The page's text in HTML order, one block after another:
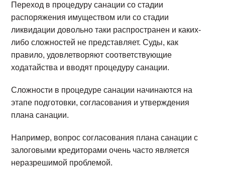
Переход в процедуру санации со стадии
распоряжения имуществом или со стадии
ликвидации довольно таки распространен и каких-
либо сложностей не представляет. Суды, как
правило, удовлетворяют соответствующие
ходатайства и вводят процедуру санации.
Сложности в процедуре санации начинаются на
этапе подготовки, согласования и утверждения
плана санации.
Например, вопрос согласования плана санации с
залоговыми кредиторами очень часто является
неразрешимой проблемой.